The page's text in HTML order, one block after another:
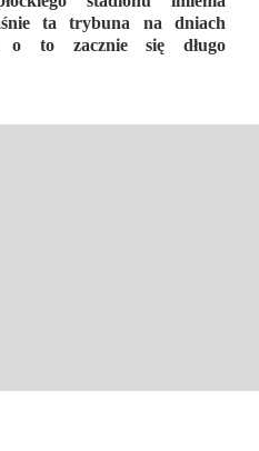
ta trybuna na dniach
to zacznie się długo